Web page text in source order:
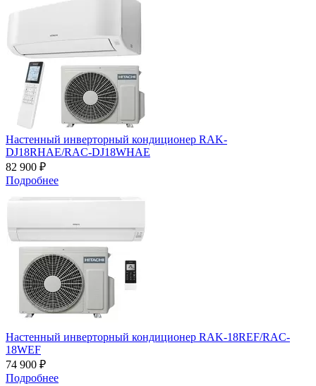
Настенный инверторный кондиционер RAK-
DJ18RHAE/RAC-DJ18WHAE
82 900 ₽
Подробнее
Настенный инверторный кондиционер RAK-18REF/RAC-
18WEF
74 900 ₽
Подробнее